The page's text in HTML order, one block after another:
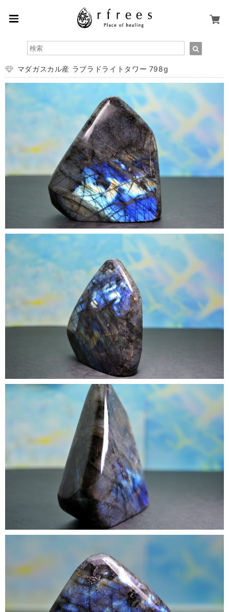
マダガスカル産 ラブラドライトタワー 798g